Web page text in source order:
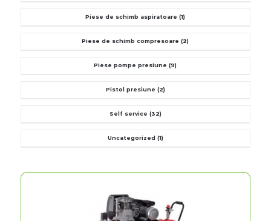
Piese de schimb aspiratoare(1)
Piese de schimb compresoare(2)
Piese pompe presiune(9)
Pistol presiune (2)
Self service (32)
Uncategorized (1)